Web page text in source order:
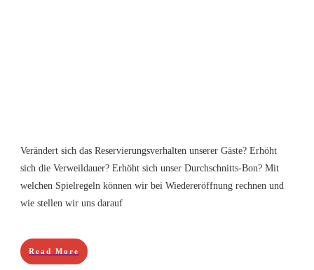
Verändert sich das Reservierungsverhalten unserer Gäste? Erhöht
sich die Verweildauer? Erhöht sich unser Durchschnitts-Bon? Mit
welchen Spielregeln können wir bei Wiedereröffnung rechnen und
wie stellen wir uns darauf
Read More